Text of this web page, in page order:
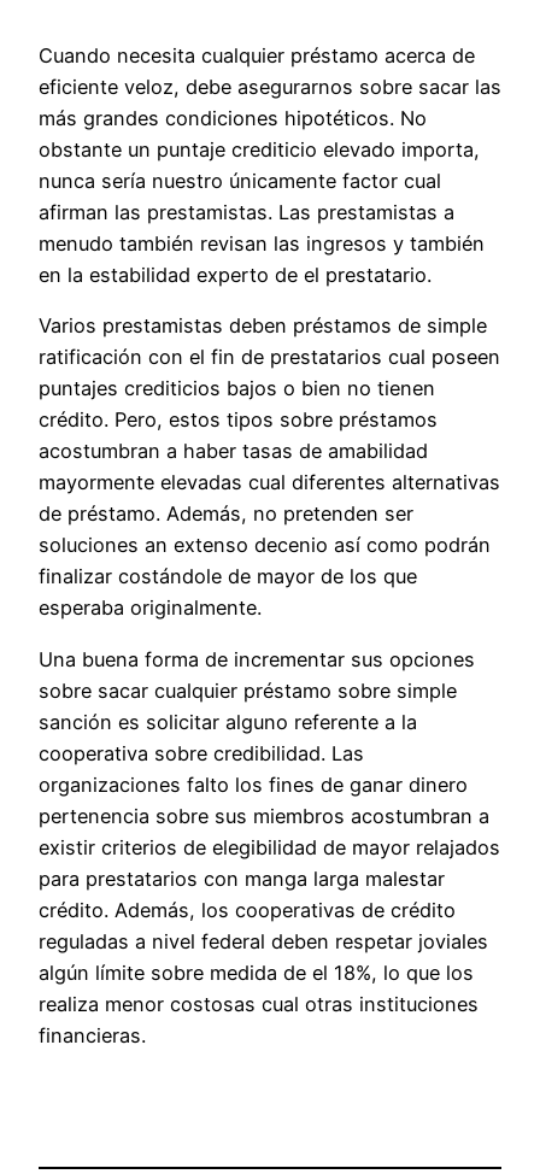
Cuando necesita cualquier préstamo acerca de
eficiente veloz, debe asegurarnos sobre sacar las
más grandes condiciones hipotéticos. No
obstante un puntaje crediticio elevado importa,
nunca serí­a nuestro únicamente factor cual
afirman las prestamistas. Las prestamistas a
menudo también revisan las ingresos y también
en la estabilidad experto de el prestatario.
Varios prestamistas deben préstamos de simple
ratificación con el fin de prestatarios cual poseen
puntajes crediticios bajos o bien no tienen
crédito. Pero, estos tipos sobre préstamos
acostumbran a haber tasas de amabilidad
mayormente elevadas cual diferentes alternativas
de préstamo. Además, no pretenden ser
soluciones an extenso decenio así­ como podrán
finalizar costándole de mayor de los que
esperaba originalmente.
Una buena forma de incrementar sus opciones
sobre sacar cualquier préstamo sobre simple
sanción es solicitar alguno referente a la
cooperativa sobre credibilidad. Las
organizaciones falto los fines de ganar dinero
pertenencia sobre sus miembros acostumbran a
existir criterios de elegibilidad de mayor relajados
para prestatarios con manga larga malestar
crédito. Además, los cooperativas de crédito
reguladas a nivel federal deben respetar joviales
algún límite sobre medida de el 18%, lo que los
realiza menor costosas cual otras instituciones
financieras.